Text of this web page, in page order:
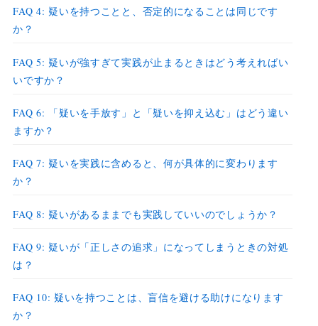
FAQ 4: 疑いを持つことと、否定的になることは同じです
か？
FAQ 5: 疑いが強すぎて実践が止まるときはどう考えればい
いですか？
FAQ 6: 「疑いを手放す」と「疑いを抑え込む」はどう違い
ますか？
FAQ 7: 疑いを実践に含めると、何が具体的に変わります
か？
FAQ 8: 疑いがあるままでも実践していいのでしょうか？
FAQ 9: 疑いが「正しさの追求」になってしまうときの対処
は？
FAQ 10: 疑いを持つことは、盲信を避ける助けになります
か？